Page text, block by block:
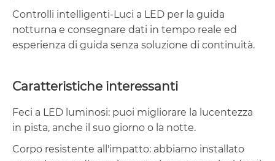
Controlli intelligenti-Luci a LED per la guida
notturna e consegnare dati in tempo reale ed
esperienza di guida senza soluzione di continuità.
Caratteristiche interessanti
Feci a LED luminosi: puoi migliorare la lucentezza
in pista, anche il suo giorno o la notte.
Corpo resistente all'impatto: abbiamo installato